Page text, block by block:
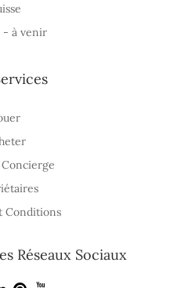
- à venir
Conditions
Réseaux Sociaux